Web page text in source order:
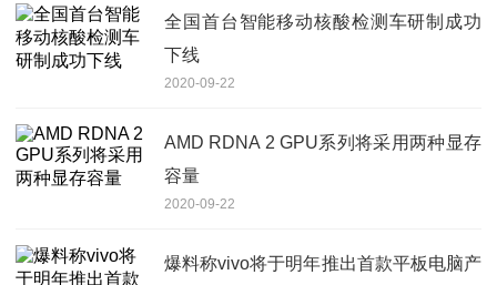
全国首台智能移动核酸检测车研制成功
下线
2020-09-22
AMD RDNA 2 GPU系列将采用两种显存
容量
2020-09-22
爆料称vivo将于明年推出首款平板电脑产